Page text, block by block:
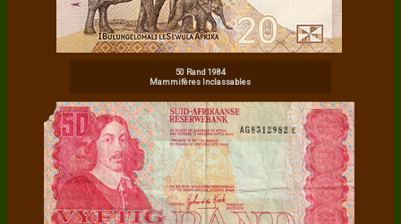
50 Rand 1984
Mammifères Inclassables